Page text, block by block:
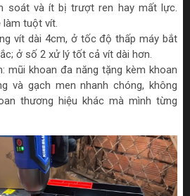
soát và ít bị trượt ren hay mất lực.
làm tuột vít.
vít dài 4cm, ở tốc độ thấp máy bắt
ở số 2 xử lý tốt cả vít dài hơn.
mũi khoan đa năng tặng kèm khoan
và gạch men nhanh chóng, không
thương hiệu khác mà mình từng